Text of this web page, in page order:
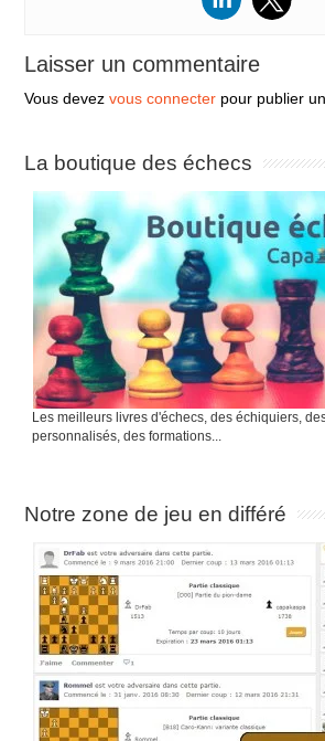
Laisser un commentaire
Vous devezvous connecter pour publier
La boutique des échecs
Les meilleurs livres d'échecs, des échiquiers,
personnalisés, des formations...
Notre zone de jeu en différé